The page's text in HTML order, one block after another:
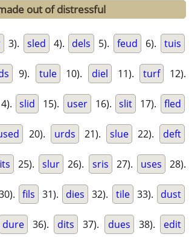
out of distressful
3). sled 4). dels 5). feud 6). tuis
9). tule 10). diel 11). turf 12).
slid 15). user 16). slit 17). fled
20). urds 21). slue 22). deft
25). slur 26). sris 27). uses 28).
fils 31). dies 32). tile 33). dust
dure 36). dits 37). dues 38). edit